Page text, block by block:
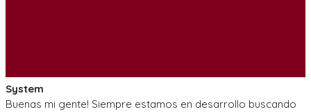
System
Buenas mi gente! Siempre estamos en desarrollo buscando